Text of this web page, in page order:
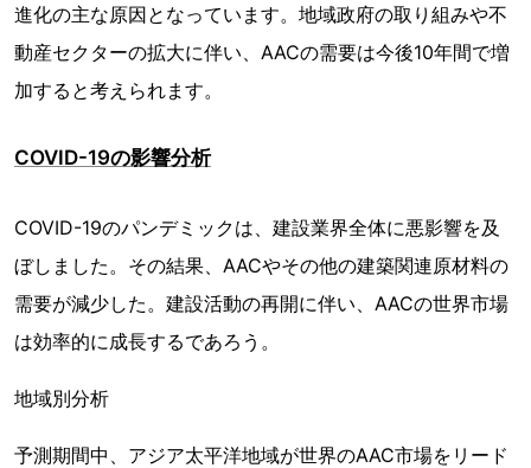
進化の主な原因となっています。地域政府の取り組みや不
動産セクターの拡大に伴い、AACの需要は今後10年間で増
加すると考えられます。
COVID-19の影響分析
COVID-19のパンデミックは、建設業界全体に悪影響を及
ぼしました。その結果、AACやその他の建築関連原材料の
需要が減少した。建設活動の再開に伴い、AACの世界市場
は効率的に成長するであろう。
地域別分析
予測期間中、アジア太平洋地域が世界のAAC市場をリード